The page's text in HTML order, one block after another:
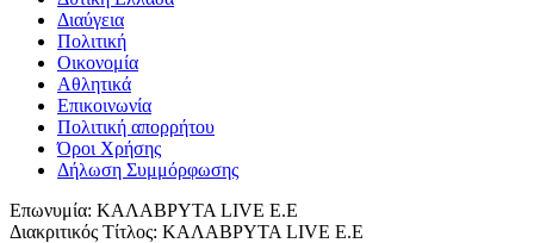
Διαύγεια
Πολιτική
Οικονομία
Αθλητικά
Επικοινωνία
Πολιτική απορρήτου
Όροι Χρήσης
Δήλωση Συμμόρφωσης
Επωνυμία: ΚΑΛΑΒΡΥΤΑ LIVE Ε.Ε
Διακριτικός Τίτλος: ΚΑΛΑΒΡΥΤΑ LIVE E.E